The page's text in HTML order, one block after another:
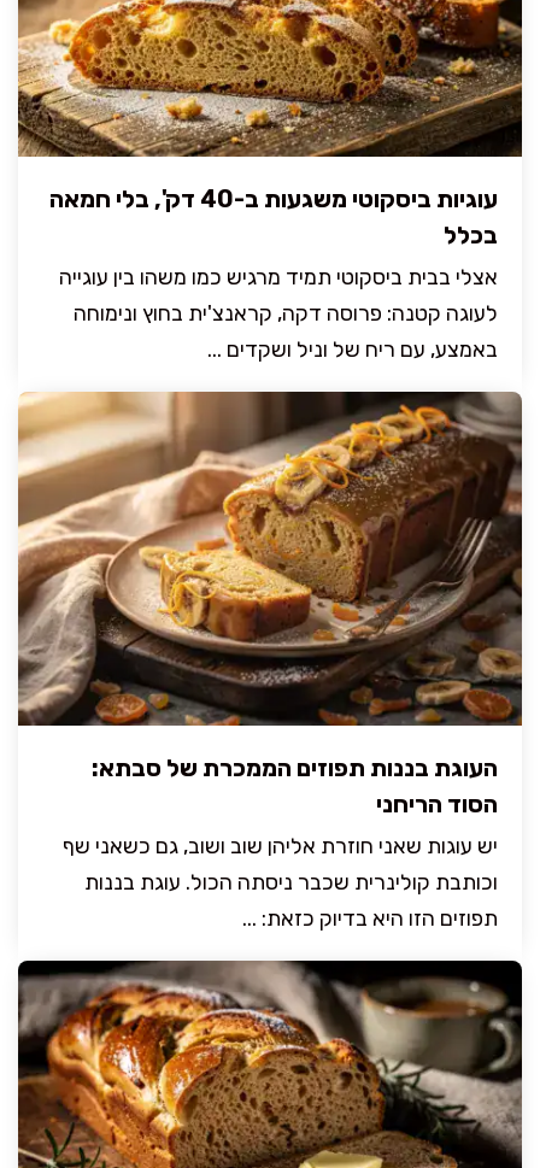
עוגיות ביסקוטי משגעות ב-40 דק', בלי חמאה
בכלל
אצלי בבית ביסקוטי תמיד מרגיש כמו משהו בין עוגייה
לעוגה קטנה: פרוסה דקה, קראנצ'ית בחוץ ונימוחה
באמצע, עם ריח של וניל ושקדים ...
העוגת בננות תפוזים הממכרת של סבתא:
הסוד הריחני
יש עוגות שאני חוזרת אליהן שוב ושוב, גם כשאני שף
וכותבת קולינרית שכבר ניסתה הכול. עוגת בננות
תפוזים הזו היא בדיוק כזאת: ...